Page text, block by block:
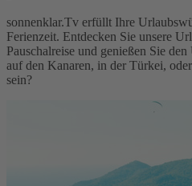
sonnenklar.Tv erfüllt Ihre
Ferienzeit. Entdecken Sie unsere
Pauschalreise und genießen Sie
auf den Kanaren, in der Türkei,
sein?